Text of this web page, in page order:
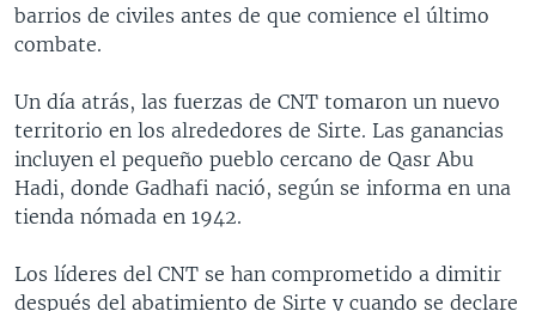
TECNOLOGÍA
CIENCIA Y SALUD
FOTOGRAFÍA
EL MUNDO AL DÍA
VISIÓN 360
LAS CLAVES
PANORAMA
RADIO
AUDIONOTICIAS
BUENOS DÍAS AMÉRICA
ESTADOS UNIDOS AL DÍA
EL MUNDO AL DÍA [RADIO]
FORO [RADIO]
DOCUMENTALES DE LA VOA
Learning English
barrios de civiles antes de que comience el último
combate.
Un día atrás, las fuerzas de CNT tomaron un nuevo
territorio en los alrededores de Sirte. Las ganancias
incluyen el pequeño pueblo cercano de Qasr Abu
Hadi, donde Gadhafi nació, según se informa en una
tienda nómada en 1942.
Los líderes del CNT se han comprometido a dimitir
después del abatimiento de Sirte y cuando se declare